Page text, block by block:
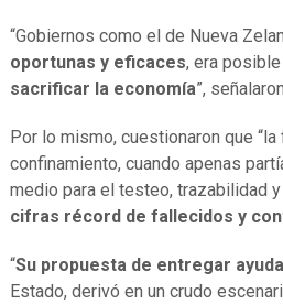
“Gobiernos como el de Nueva
oportunas y eficaces, era
sacrificar la economía”,
Por lo mismo, cuestionaron que
confinamiento, cuando apenas
medio para el testeo, trazabilidad
cifras récord de fallecidos y
“Su propuesta de entregar
Estado, derivó en un crudo